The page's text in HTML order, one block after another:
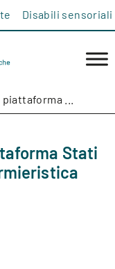
Disabili sensoriali
...
Stati